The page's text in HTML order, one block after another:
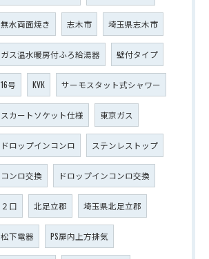
無水両面焼き 志木市 埼玉県志木市
ガス温水暖房付ふろ給湯器 壁付タイプ
16号 KVK サーモスタット式シャワー
スカートソケット仕様 東京ガス
ドロップインコンロ ステンレストップ
コンロ交換 ドロップインコンロ交換
２口 北足立郡 埼玉県北足立郡
松下電器 PS扉内上方排気